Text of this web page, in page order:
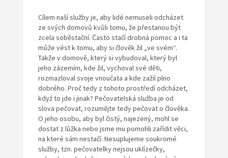
Cílem naší služby je, aby lidé nemuseli odcházet
ze svých domovů kvůli tomu, že přestanou být
zcela soběstační. Často stačí drobná pomoc a i ta
může vést k tomu, aby si člověk žil „ve svém“.
Takže v domově, který si vybudoval, který byl
jeho zázemím, kde žil, vychoval své děti,
rozmazloval svoje vnoučata a kde zažil plno
dobrého. Proč tedy z tohoto prostředí odcházet,
když to jde i jinak? Pečovatelská služba je od
slova pečovat, rozumějte tedy pečovat o člověka.
O jeho osobu, aby byl čistý, najezený, mohl se
dostat z lůžka nebo jsme mu pomohli zařídit věci,
na které sám nestačí. Nesuplujeme soukromé
služby, tzn. pečovatelky nejsou uklízečky,